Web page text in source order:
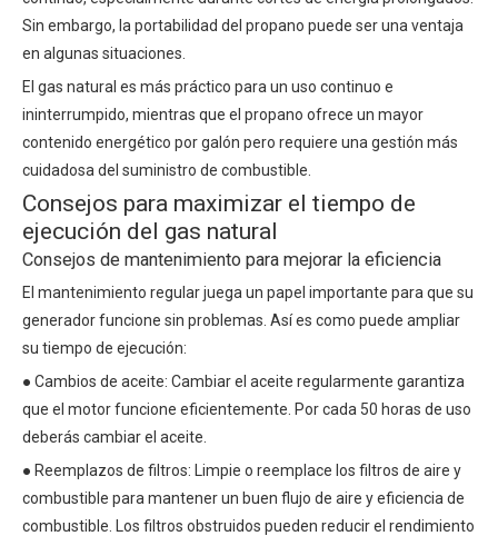
Sin embargo, la portabilidad del propano puede ser una ventaja
en algunas situaciones.
El gas natural es más práctico para un uso continuo e
ininterrumpido, mientras que el propano ofrece un mayor
contenido energético por galón pero requiere una gestión más
cuidadosa del suministro de combustible.
Consejos para maximizar el tiempo de
ejecución del gas natural
Consejos de mantenimiento para mejorar la eficiencia
El mantenimiento regular juega un papel importante para que su
generador funcione sin problemas. Así es como puede ampliar
su tiempo de ejecución:
● Cambios de aceite: Cambiar el aceite regularmente garantiza
que el motor funcione eficientemente. Por cada 50 horas de uso
deberás cambiar el aceite.
● Reemplazos de filtros: Limpie o reemplace los filtros de aire y
combustible para mantener un buen flujo de aire y eficiencia de
combustible. Los filtros obstruidos pueden reducir el rendimiento